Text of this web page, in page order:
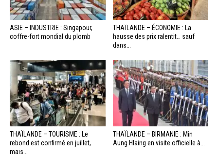
ASIE – INDUSTRIE : Singapour,
coffre-fort mondial du plomb
THAÏLANDE – ÉCONOMIE : La
hausse des prix ralentit… sauf
dans...
THAÏLANDE – TOURISME : Le
rebond est confirmé en juillet,
mais...
THAÏLANDE – BIRMANIE : Min
Aung Hlaing en visite officielle à...